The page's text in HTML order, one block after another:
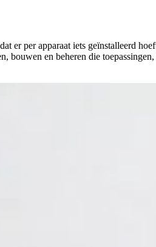
er per apparaat iets geïnstalleerd
en beheren die